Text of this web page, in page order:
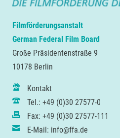
Filmförderungsanstalt
German Federal Film Board
Große Präsidentenstraße 9
10178 Berlin
Kontakt
Tel.: +49 (0)30 27577-0
Fax: +49 (0)30 27577-111
E-Mail: info@ffa.de